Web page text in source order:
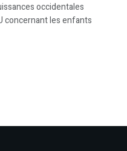
occidentales
concernant les enfants